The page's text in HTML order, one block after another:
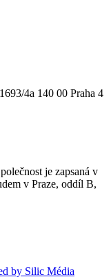
4a 140 00 Praha 4
je zapsaná v
v Praze, oddíl B,
by Silic Média